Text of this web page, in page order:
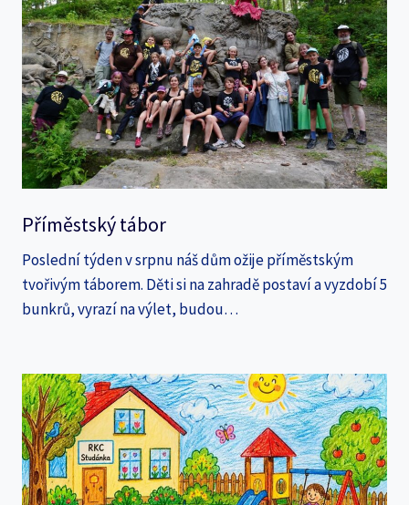
Příměstský tábor
Poslední týden v srpnu náš dům ožije příměstským
tvořivým táborem. Děti si na zahradě postaví a vyzdobí 5
bunkrů, vyrazí na výlet, budou…